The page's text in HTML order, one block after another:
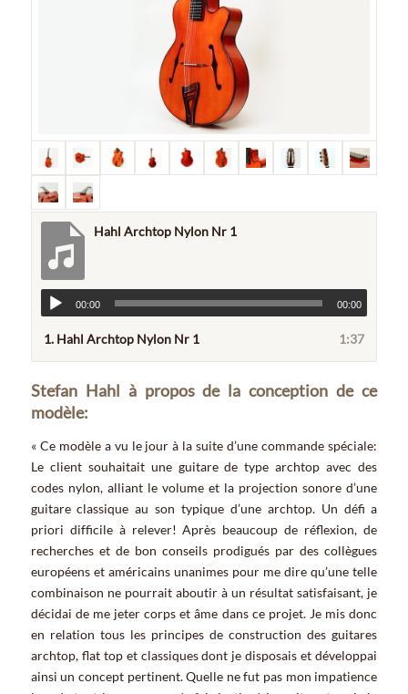
Hahl Archtop Nylon Nr 1
00:00 00:00
1. Hahl Archtop Nylon Nr 1 1:37
Stefan Hahl à propos de la conception de ce
modèle:
« Ce modèle a vu le jour à la suite d’une commande spéciale:
Le client souhaitait une guitare de type archtop avec des
codes nylon, alliant le volume et la projection sonore d’une
guitare classique au son typique d’une archtop. Un défi a
priori difficile à relever! Après beaucoup de réflexion, de
recherches et de bon conseils prodigués par des collègues
européens et américains unanimes pour me dire qu’une telle
combinaison ne pourrait aboutir à un résultat satisfaisant, je
décidai de me jeter corps et âme dans ce projet. Je mis donc
en relation tous les principes de construction des guitares
archtop, flat top et classiques dont je disposais et développai
ainsi un concept pertinent. Quelle ne fut pas mon impatience